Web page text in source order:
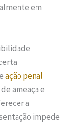
em
ação penal
ameaça e
a
impede